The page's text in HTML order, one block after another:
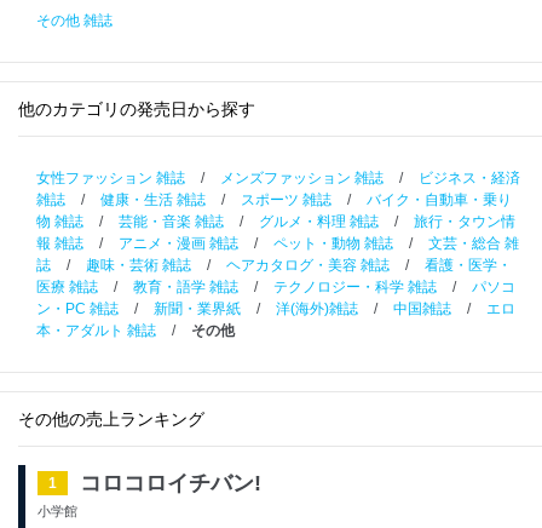
その他 雑誌
他のカテゴリの発売日から探す
女性ファッション 雑誌 / メンズファッション 雑誌 /
ビジネス・経済
雑誌
/ 健康・生活 雑誌 / スポーツ 雑誌 /
バイク・自動車・乗り
物 雑誌
/ 芸能・音楽 雑誌 / グルメ・料理 雑誌 /
旅行・タウン情
報 雑誌
/ アニメ・漫画 雑誌 / ペット・動物 雑誌 /
文芸・総合 雑
誌
/ 趣味・芸術 雑誌 / ヘアカタログ・美容 雑誌 /
看護・医学・
医療 雑誌
/ 教育・語学 雑誌 / テクノロジー・科学 雑誌 /
パソコ
ン・PC 雑誌
/ 新聞・業界紙 / 洋(海外)雑誌 / 中国雑誌 /
エロ
本・アダルト 雑誌
/ その他
その他の売上ランキング
1 コロコロイチバン!
小学館